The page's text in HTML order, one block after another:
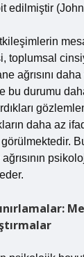
edilmiştir
toplumsal
ağrısını
bu durumu
daha az
görülmektedir.